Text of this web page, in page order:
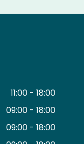
11:00 - 18:00
09:00 - 18:00
09:00 - 18:00